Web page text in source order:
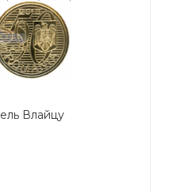
Влайцу